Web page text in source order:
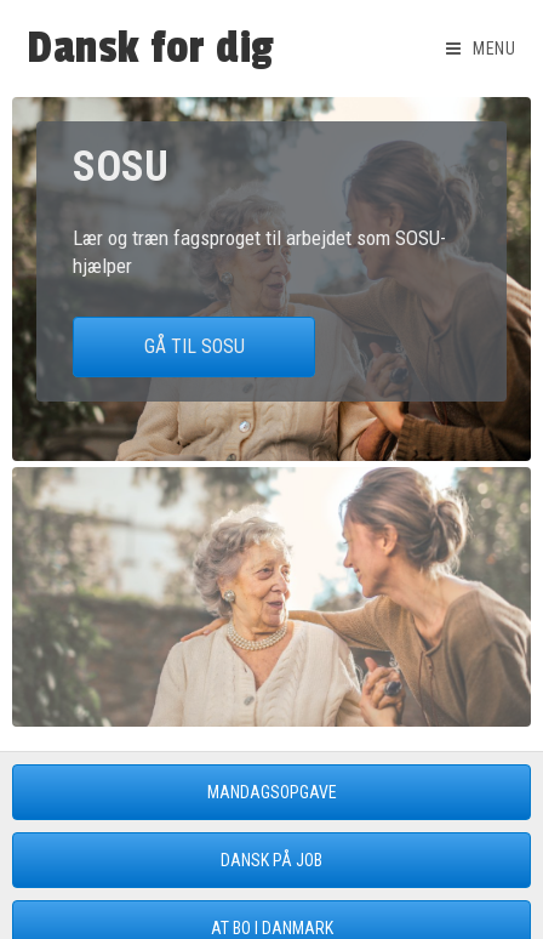
Dansk for dig MENU
SOSU
Lær og træn fagsproget til arbejdet som SOSU-
hjælper
GÅ TIL SOSU
MANDAGSOPGAVE
DANSK PÅ JOB
AT BO I DANMARK